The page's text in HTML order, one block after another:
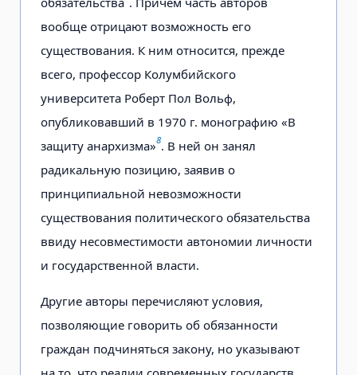
вообще отрицают возможность его
существования. К ним относится, прежде
всего, профессор Колумбийского
университета Роберт Пол Вольф,
опубликовавший в 1970 г. монографию «В
защиту анархизма»8. В ней он занял
радикальную позицию, заявив о
принципиальной невозможности
существования политического обязательства
ввиду несовместимости автономии личности
и государственной власти.
Другие авторы перечисляют условия,
позволяющие говорить об обязанности
граждан подчиняться закону, но указывают